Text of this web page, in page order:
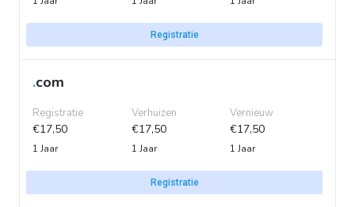
Registratie
.com
Registratie
€17,50
1 Jaar
Verhuizen
€17,50
1 Jaar
Vernieuw
€17,50
1 Jaar
Registratie